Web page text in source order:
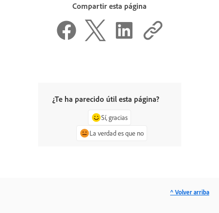
Compartir esta página
¿Te ha parecido útil esta página?
Sí, gracias
La verdad es que no
^ Volver arriba